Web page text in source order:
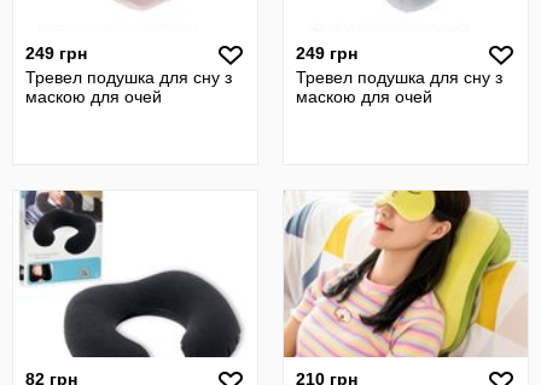
249 грн
Тревел подушка для сну з
маскою для очей
249 грн
Тревел подушка для сну з
маскою для очей
82 грн
210 грн